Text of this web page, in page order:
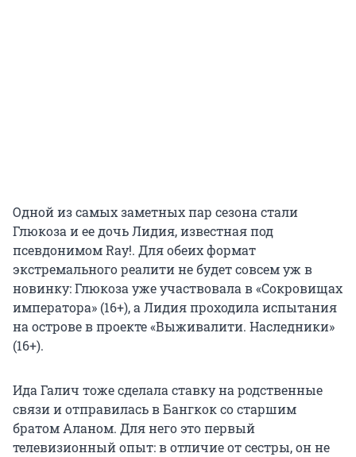
Одной из самых заметных пар сезона стали
Глюкоза и ее дочь Лидия, известная под
псевдонимом Ray!. Для обеих формат
экстремального реалити не будет совсем уж в
новинку: Глюкоза уже участвовала в «Сокровищах
императора» (16+), а Лидия проходила испытания
на острове в проекте «Выживалити. Наследники»
(16+).
Ида Галич тоже сделала ставку на родственные
связи и отправилась в Бангкок со старшим
братом Аланом. Для него это первый
телевизионный опыт: в отличие от сестры, он не